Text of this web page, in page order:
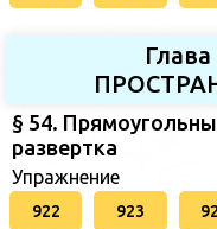
§ 54.
развертка
Упражнение
922 923